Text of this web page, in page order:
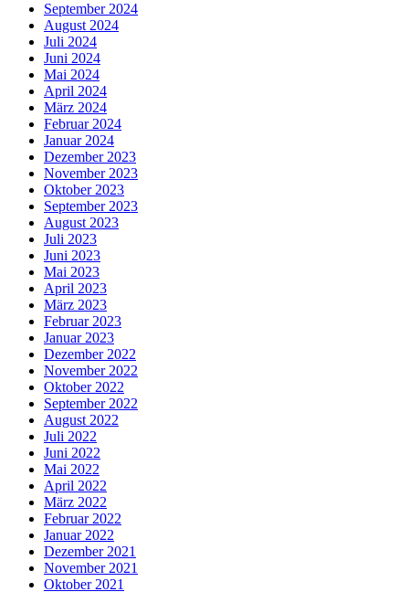
September 2024
August 2024
Juli 2024
Juni 2024
Mai 2024
April 2024
März 2024
Februar 2024
Januar 2024
Dezember 2023
November 2023
Oktober 2023
September 2023
August 2023
Juli 2023
Juni 2023
Mai 2023
April 2023
März 2023
Februar 2023
Januar 2023
Dezember 2022
November 2022
Oktober 2022
September 2022
August 2022
Juli 2022
Juni 2022
Mai 2022
April 2022
März 2022
Februar 2022
Januar 2022
Dezember 2021
November 2021
Oktober 2021